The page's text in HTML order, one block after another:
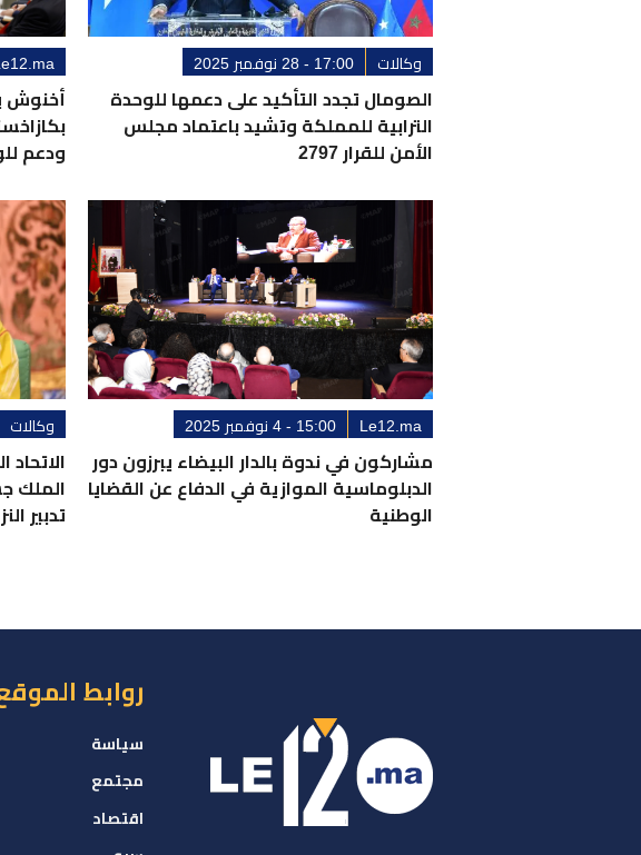
وكالات 17:00 - 28 نوفمبر 2025
الصومال تجدد التأكيد على دعمها للوحدة
الترابية للمملكة وتشيد باعتماد مجلس
الأمن للقرار 2797
أخنوش
ودعم
Le12.ma 15:00 - 4 نوفمبر 2025
مشاركون في ندوة بالدار البيضاء يبرزون دور
الدبلوماسية الموازية في الدفاع عن القضايا
الوطنية
وكالات
الملك
تدبير
روابط
سياسة
مجتمع
اقتصاد